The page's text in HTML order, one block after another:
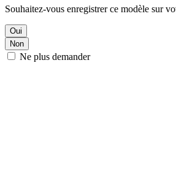
Souhaitez-vous enregistrer ce modèle sur
Oui
Non
Ne plus demander